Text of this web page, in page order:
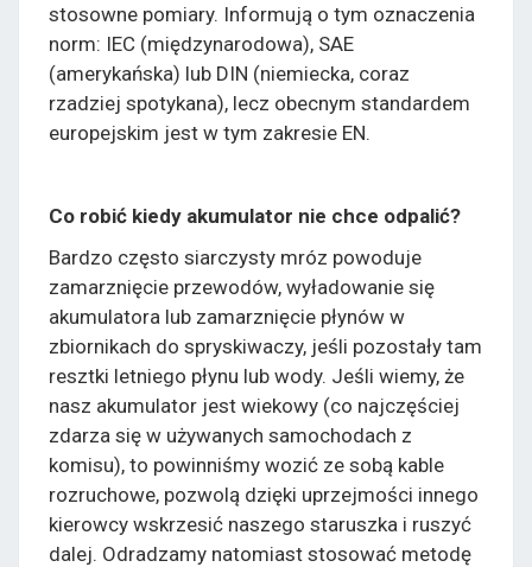
stosowne pomiary. Informują o tym oznaczenia
norm: IEC (międzynarodowa), SAE
(amerykańska) lub DIN (niemiecka, coraz
rzadziej spotykana), lecz obecnym standardem
europejskim jest w tym zakresie EN.
Co robić kiedy akumulator nie chce odpalić?
Bardzo często siarczysty mróz powoduje
zamarznięcie przewodów, wyładowanie się
akumulatora lub zamarznięcie płynów w
zbiornikach do spryskiwaczy, jeśli pozostały tam
resztki letniego płynu lub wody. Jeśli wiemy, że
nasz akumulator jest wiekowy (co najczęściej
zdarza się w używanych samochodach z
komisu), to powinniśmy wozić ze sobą kable
rozruchowe, pozwolą dzięki uprzejmości innego
kierowcy wskrzesić naszego staruszka i ruszyć
dalej. Odradzamy natomiast stosować metodę